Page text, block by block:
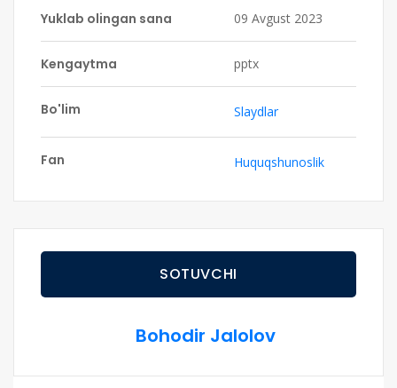
Yuklab olingan sana 09 Avgust 2023
Kengaytma pptx
Bo'lim Slaydlar
Fan Huquqshunoslik
SOTUVCHI
Bohodir Jalolov